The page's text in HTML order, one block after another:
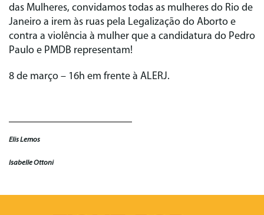
das Mulheres, convidamos todas as mulheres do Rio de
Janeiro a irem às ruas pela Legalização do Aborto e
contra a violência à mulher que a candidatura do Pedro
Paulo e PMDB representam!
8 de março – 16h em frente à ALERJ.
Elis Lemos
Isabelle Ottoni